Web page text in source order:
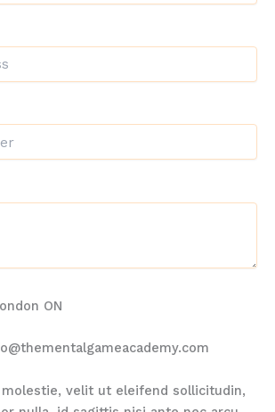
ON
molestie, velit ut eleifend sollicitudin,